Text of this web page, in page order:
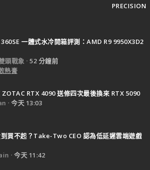
PRECISION
一體式水冷開箱評測：AMD R9 9950X3D2
頭戰象
52 分鐘前
熱膏
ZOTAC RTX 4090 送修四次最後換來 RTX 5090
今天 13:03
買不起？Take-Two CEO 認為低延遲雲端遊戲
今天 11:42